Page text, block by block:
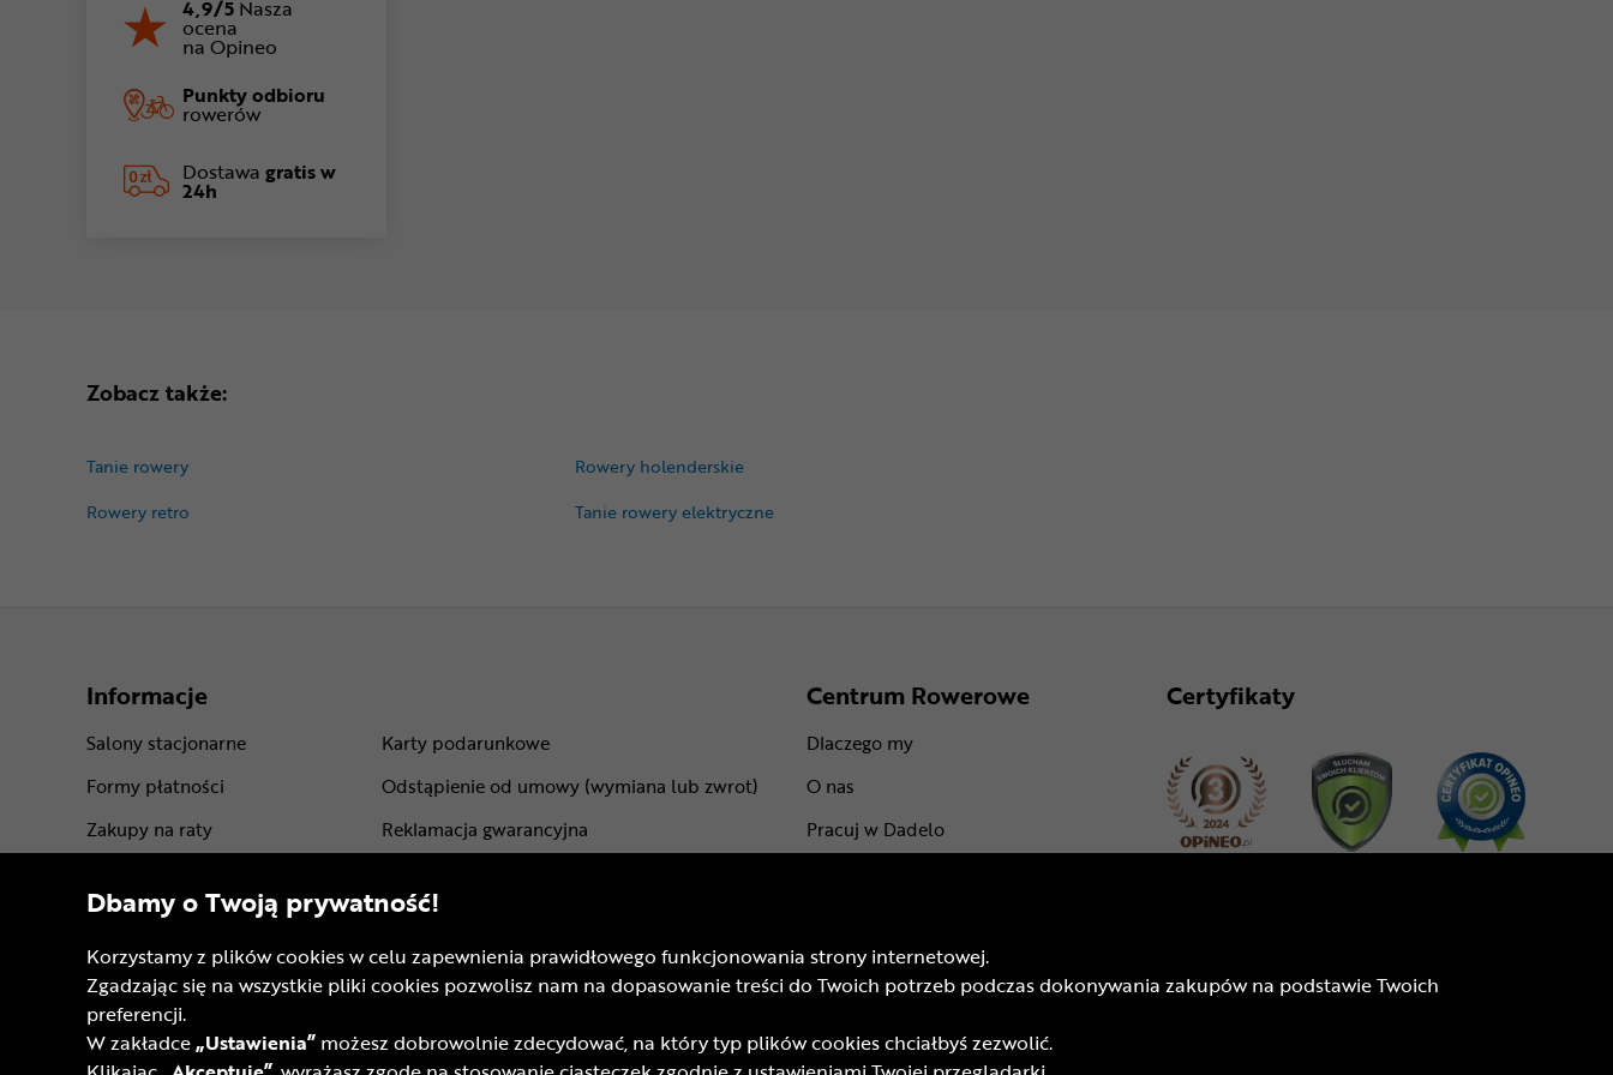
4,9/5 Nasza
ocena
na Opineo
Punkty odbioru
rowerów
Dostawa gratis w
24h
Zobacz także:
Tanie rowery
Rowery retro
Rowery holenderskie
Tanie rowery elektryczne
Informacje
Salony stacjonarne
Formy płatności
Zakupy na raty
Dostawa - koszt i opcje
Punkty odbioru rowerów
Sprawdź status zamówienia
Pomoc techniczna
Karty podarunkowe
Odstąpienie od umowy (wymiana lub zwrot)
Reklamacja gwarancyjna
Regulamin sklepu
Regulamin programu lojalnościowego
Regulamin kart podarunkowych
Regulaminy akcji promocyjnych
Centrum Rowerowe
Dlaczego my
O nas
Pracuj w Dadelo
BLOG
Trasy rowerowe
Atrakcje rowerowe
Certyfikaty
Dbamy o Twoją prywatność!
Korzystamy z plików cookies w celu zapewnienia prawidłowego funkcjonowania strony internetowej.
Zgadzając się na wszystkie pliki cookies pozwolisz nam na dopasowanie treści do Twoich potrzeb podczas dokonywania zakupów na podstawie Twoich
preferencji.
W zakładce„Ustawienia” możesz dobrowolnie zdecydować, na który typ plików cookies chciałbyś zezwolić.